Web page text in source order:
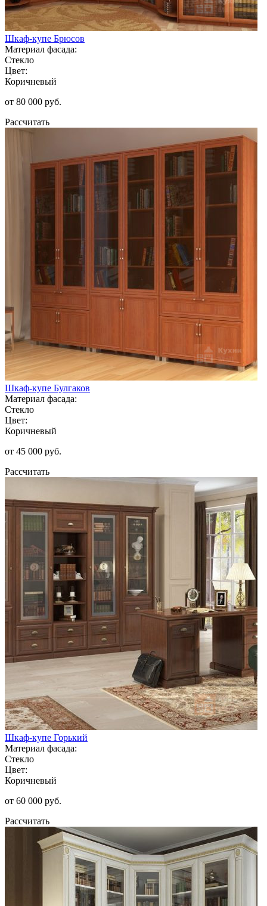
Шкаф-купе Брюсов
Материал фасада:
Стекло
Цвет:
Коричневый
от 80 000 руб.
Рассчитать
Шкаф-купе Булгаков
Материал фасада:
Стекло
Цвет:
Коричневый
от 45 000 руб.
Рассчитать
Шкаф-купе Горький
Материал фасада:
Стекло
Цвет:
Коричневый
от 60 000 руб.
Рассчитать